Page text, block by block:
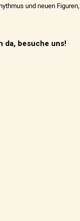
und neuen Figuren,
da, besuche uns!